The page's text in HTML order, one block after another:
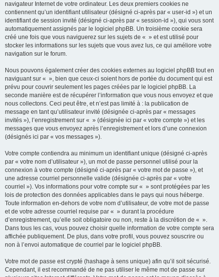
navigateur Internet de votre ordinateur. Les deux premiers cookies ne
contiennent qu’un identifiant utilisateur (désigné ci-après par « user-id ») et un
identifiant de session invité (désigné ci-après par « session-id »), qui vous sont
automatiquement assignés par le logiciel phpBB. Un troisième cookie sera
créé une fois que vous naviguerez sur les sujets de « » et est utilisé pour
stocker les informations sur les sujets que vous avez lus, ce qui améliore votre
navigation sur le forum.
Nous pouvons également créer des cookies externes au logiciel phpBB tout en
naviguant sur « », bien que ceux-ci soient hors de portée du document qui est
prévu pour couvrir seulement les pages créées par le logiciel phpBB. La
seconde manière est de récupérer l’information que vous nous envoyez et que
nous collectons. Ceci peut être, et n’est pas limité à : la publication de
message en tant qu’utilisateur invité (désignée ci-après par « messages
invités »), l’enregistrement sur « » (désignée ici par « votre compte ») et les
messages que vous envoyez après l’enregistrement et lors d’une connexion
(désignés ici par « vos messages »).
Votre compte contiendra au minimum un identifiant unique (désigné ci-après
par « votre nom d’utilisateur »), un mot de passe personnel utilisé pour la
connexion à votre compte (désigné ci-après par « votre mot de passe »), et
une adresse courriel personnelle valide (désignée ci-après par « votre
courriel »). Vos informations pour votre compte sur « » sont protégées par les
lois de protection des données applicables dans le pays qui nous héberge.
Toute information en-dehors de votre nom d’utilisateur, de votre mot de passe
et de votre adresse courriel requise par « » durant la procédure
d’enregistrement, qu’elle soit obligatoire ou non, reste à la discrétion de « ».
Dans tous les cas, vous pouvez choisir quelle information de votre compte sera
affichée publiquement. De plus, dans votre profil, vous pouvez souscrire ou
non à l’envoi automatique de courriel par le logiciel phpBB.
Votre mot de passe est crypté (hashage à sens unique) afin qu’il soit sécurisé.
Cependant, il est recommandé de ne pas utiliser le même mot de passe sur